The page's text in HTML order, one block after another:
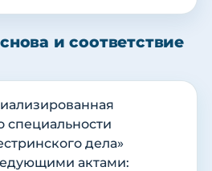
и соответствие
специальности
дела»
актами: